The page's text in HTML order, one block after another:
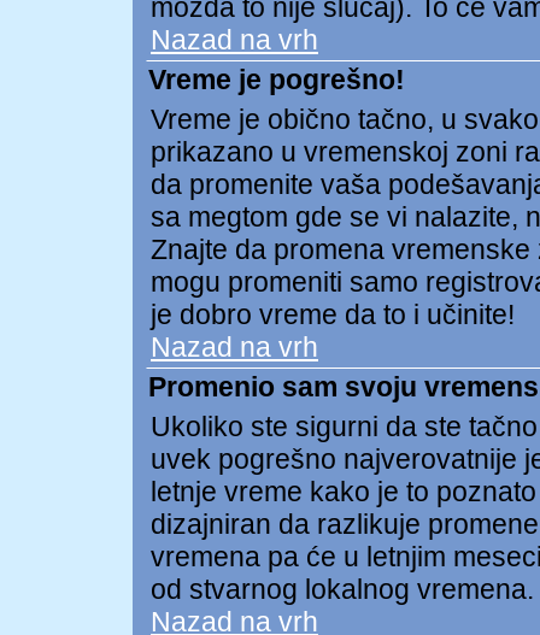
možda to nije slučaj). To će
Nazad na vrh
Vreme je pogrešno!
Vreme je obično tačno, u
prikazano u vremenskoj zoni
da promenite vaša
sa megtom gde se vi nalazite,
Znajte da promena
mogu promeniti samo
je dobro vreme da to i učinite!
Nazad na vrh
Promenio sam svoju
Ukoliko ste sigurni da ste
uvek pogrešno najverovatnije
letnje vreme kako je to
dizajniran da razlikuje
vremena pa će u letnjim
od stvarnog lokalnog vremena.
Nazad na vrh